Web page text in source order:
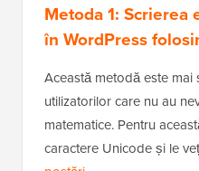
Metoda 1: Scrierea
în WordPress
Această metodă este
utilizatorilor care nu au
matematice. Pentru
caractere Unicode și le